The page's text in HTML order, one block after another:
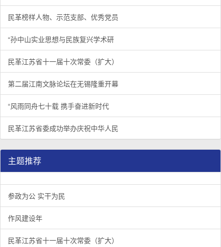
民革榜样人物、示范支部、优秀党员
“孙中山实业思想与民族复兴学术研
民革江苏省十一届十次常委（扩大）
第二届江南文脉论坛在无锡隆重开幕
“风雨同舟七十载 携手奋进新时代
民革江苏省委成功举办庆祝中华人民
主题推荐
参政为公 实干为民
作风建设年
民革江苏省十一届十次常委（扩大）